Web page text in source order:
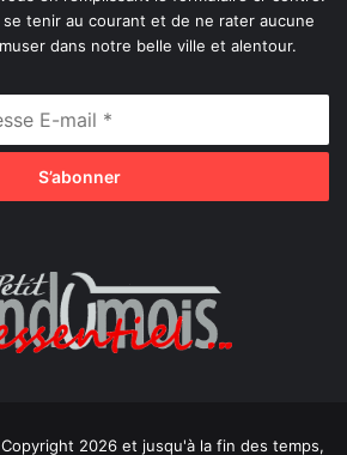
tenir au courant et de ne rater aucune
dans notre belle ville et alentour.
2026 et jusqu'à la fin des temps,